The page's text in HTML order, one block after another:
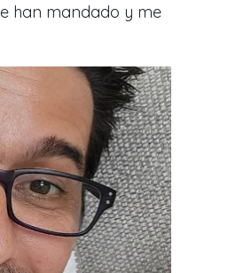
han mandado y me